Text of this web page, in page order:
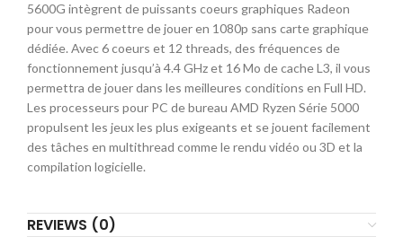
5600G intègrent de puissants coeurs graphiques Radeon
pour vous permettre de jouer en 1080p sans carte graphique
dédiée. Avec 6 coeurs et 12 threads, des fréquences de
fonctionnement jusqu’à 4.4 GHz et 16 Mo de cache L3, il vous
permettra de jouer dans les meilleures conditions en Full HD.
Les processeurs pour PC de bureau AMD Ryzen Série 5000
propulsent les jeux les plus exigeants et se jouent facilement
des tâches en multithread comme le rendu vidéo ou 3D et la
compilation logicielle.
REVIEWS (0)